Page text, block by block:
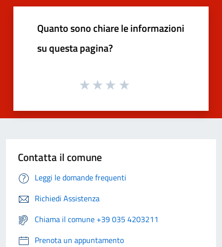
Quanto sono chiare le informazioni
su questa pagina?
Contatta il comune
Leggi le domande frequenti
Richiedi Assistenza
Chiama il comune +39 035 4203211
Prenota un appuntamento